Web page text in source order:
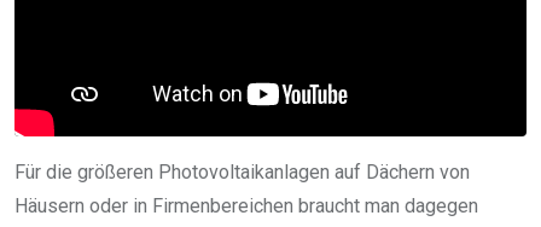
Für die größeren Photovoltaikanlagen auf Dächern von
Häusern oder in Firmenbereichen braucht man dagegen